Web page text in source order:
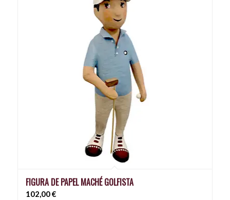
FIGURA DE PAPEL MACHÉ GOLFISTA
102,00€